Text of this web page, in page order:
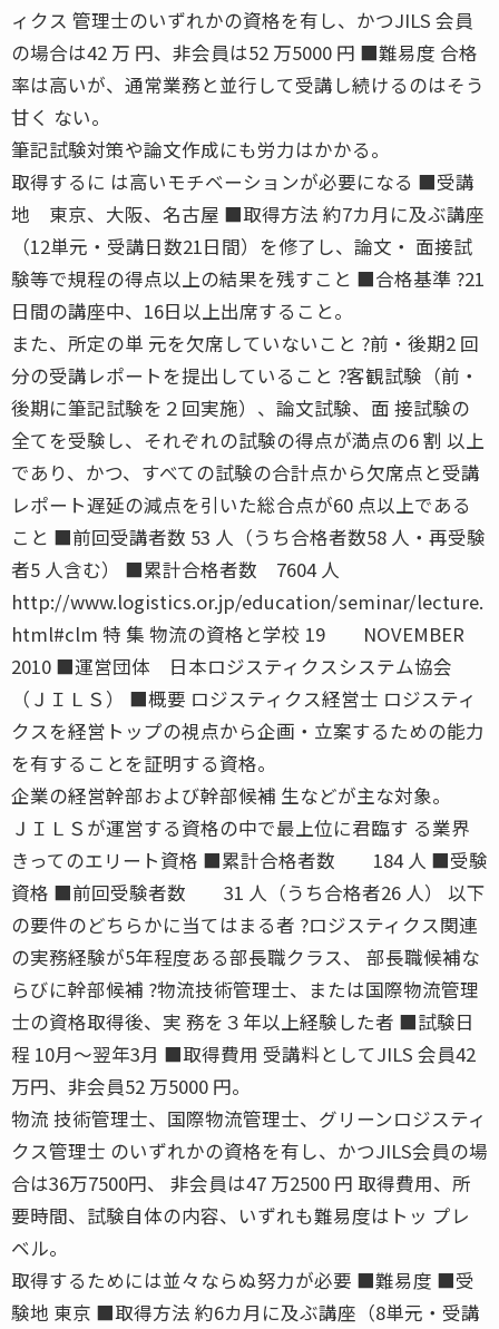
ィクス 管理士のいずれかの資格を有し、かつJILS 会員
の場合は42 万 円、非会員は52 万5000 円 ■難易度 合格
率は高いが、通常業務と並行して受講し続けるのはそう
甘く ない。
筆記試験対策や論文作成にも労力はかかる。
取得するに は高いモチベーションが必要になる ■受講
地 東京、大阪、名古屋 ■取得方法 約7カ月に及ぶ講座
（12単元・受講日数21日間）を修了し、論文・ 面接試
験等で規程の得点以上の結果を残すこと ■合格基準 ?21
日間の講座中、16日以上出席すること。
また、所定の単 元を欠席していないこと ?前・後期2 回
分の受講レポートを提出していること ?客観試験（前・
後期に筆記試験を２回実施）、論文試験、面 接試験の
全てを受験し、それぞれの試験の得点が満点の6 割 以上
であり、かつ、すべての試験の合計点から欠席点と受講
レポート遅延の減点を引いた総合点が60 点以上である
こと ■前回受講者数 53 人（うち合格者数58 人・再受験
者5 人含む） ■累計合格者数 7604 人
http://www.logistics.or.jp/education/seminar/lecture.
html#clm 特 集 物流の資格と学校 19 NOVEMBER
2010 ■運営団体 日本ロジスティクスシステム協会
（ＪＩＬＳ） ■概要 ロジスティクス経営士 ロジスティ
クスを経営トップの視点から企画・立案するための能力
を有することを証明する資格。
企業の経営幹部および幹部候補 生などが主な対象。
ＪＩＬＳが運営する資格の中で最上位に君臨す る業界
きってのエリート資格 ■累計合格者数 184 人 ■受験
資格 ■前回受験者数 31 人（うち合格者26 人） 以下
の要件のどちらかに当てはまる者 ?ロジスティクス関連
の実務経験が5年程度ある部長職クラス、 部長職候補な
らびに幹部候補 ?物流技術管理士、または国際物流管理
士の資格取得後、実 務を３年以上経験した者 ■試験日
程 10月〜翌年3月 ■取得費用 受講料としてJILS 会員42
万円、非会員52 万5000 円。
物流 技術管理士、国際物流管理士、グリーンロジスティ
クス管理士 のいずれかの資格を有し、かつJILS会員の場
合は36万7500円、 非会員は47 万2500 円 取得費用、所
要時間、試験自体の内容、いずれも難易度はトッ プレ
ベル。
取得するためには並々ならぬ努力が必要 ■難易度 ■受
験地 東京 ■取得方法 約6カ月に及ぶ講座（8単元・受講